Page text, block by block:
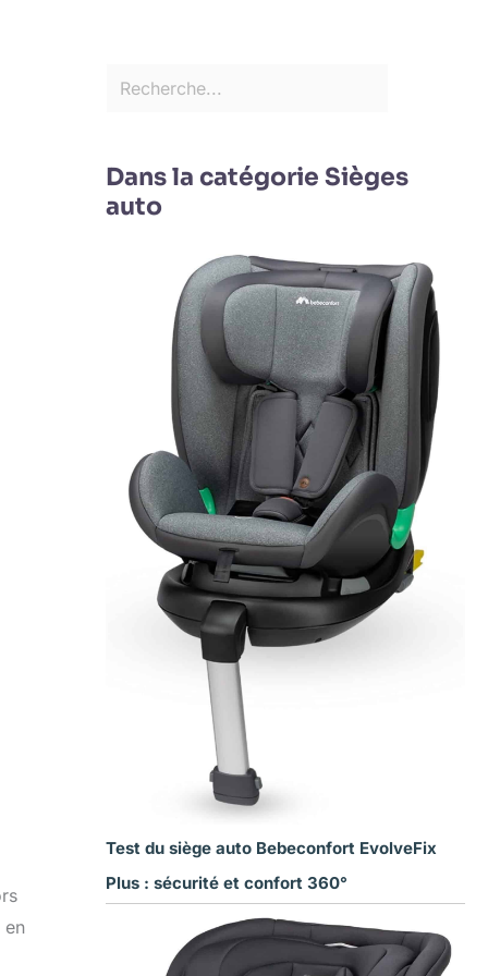
en
Dans la catégorie Sièges
auto
Test du siège auto Bebeconfort EvolveFix
Plus : sécurité et confort 360°